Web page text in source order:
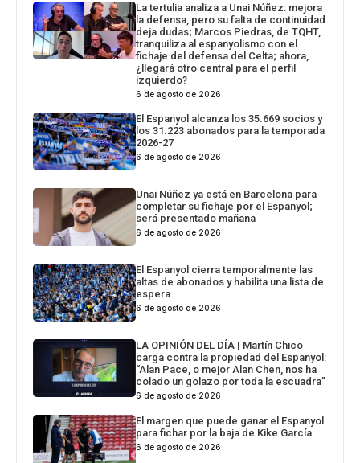
La tertulia analiza a Unai Núñez: mejora
la defensa, pero su falta de continuidad
deja dudas; Marcos Piedras, de TQHT,
tranquiliza al espanyolismo con el
fichaje del defensa del Celta; ahora,
¿llegará otro central para el perfil
izquierdo?
6 de agosto de 2026
El Espanyol alcanza los 35.669 socios y
los 31.223 abonados para la temporada
2026-27
6 de agosto de 2026
Unai Núñez ya está en Barcelona para
completar su fichaje por el Espanyol;
será presentado mañana
6 de agosto de 2026
El Espanyol cierra temporalmente las
altas de abonados y habilita una lista de
espera
6 de agosto de 2026
LA OPINIÓN DEL DÍA | Martín Chico
carga contra la propiedad del Espanyol:
“Alan Pace, o mejor Alan Chen, nos ha
colado un golazo por toda la escuadra”
6 de agosto de 2026
El margen que puede ganar el Espanyol
para fichar por la baja de Kike García
6 de agosto de 2026